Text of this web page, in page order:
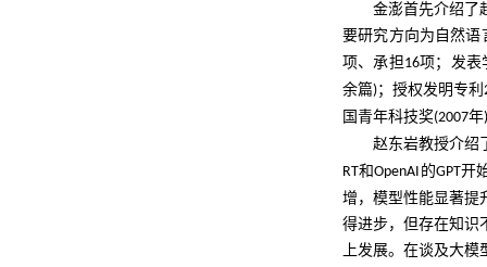
金澎首先介绍了
要研究方向为自然语
项、承担16项；发表
余篇)；授权发明专利
国青年科技奖(2007年)
赵东岩教授介绍
RT和OpenAI 的GPT开
增，模型性能显著提
得进步，但存在知识
上发展。在谈及大